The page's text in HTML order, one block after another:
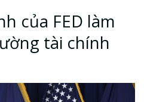
của FED làm
tài chính